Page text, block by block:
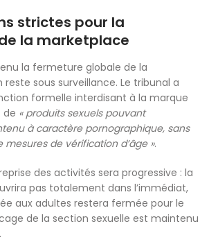
strictes pour la
la marketplace
la fermeture globale de la
sous surveillance. Le tribunal a
formelle interdisant à la marque
de « produits sexuels pouvant
à caractère pornographique, sans
de vérification d’âge ».
des activités sera progressive : la
pas totalement dans l’immédiat,
aux adultes restera fermée pour le
de la section sexuelle est maintenu